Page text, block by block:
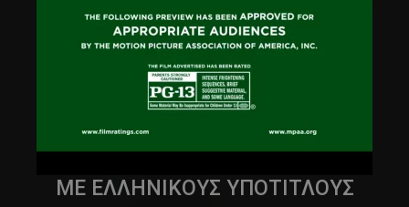
ΜΕ ΕΛΛΗΝΙΚΟΥΣ ΥΠΟΤΙΤΛΟΥΣ